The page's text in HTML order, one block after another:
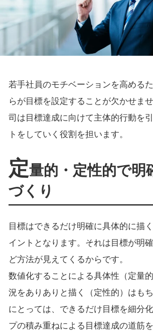
若手社員のモチベーションを高める
らが目標を設定することが欠かせま
司は目標達成に向けて主体的行動を
トをしていく役割を担います。
定量的・定性的で明
づくり
目標はできるだけ明確に具体的に描
イントとなります。それは目標が明
ど方法が見えてくるからです。
数値化することによる具体性（定量
況をありありと描く（定性的）はも
にとっては、できるだけ目標を細分
プの積み重ねによる目標達成の道筋